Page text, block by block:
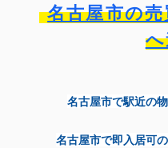
名古屋市の
名古屋市で駅近の
名古屋市で即入居可